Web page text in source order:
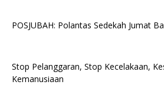
POSJUBAH: Polantas Sedekah Jumat
Stop Pelanggaran, Stop Kecelakaan,
Kemanusiaan